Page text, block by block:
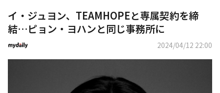
イ・ジュヨン、TEAMHOPEと専属契約を締
結…ピョン・ヨハンと同じ事務所に
2024/04/12 22:00